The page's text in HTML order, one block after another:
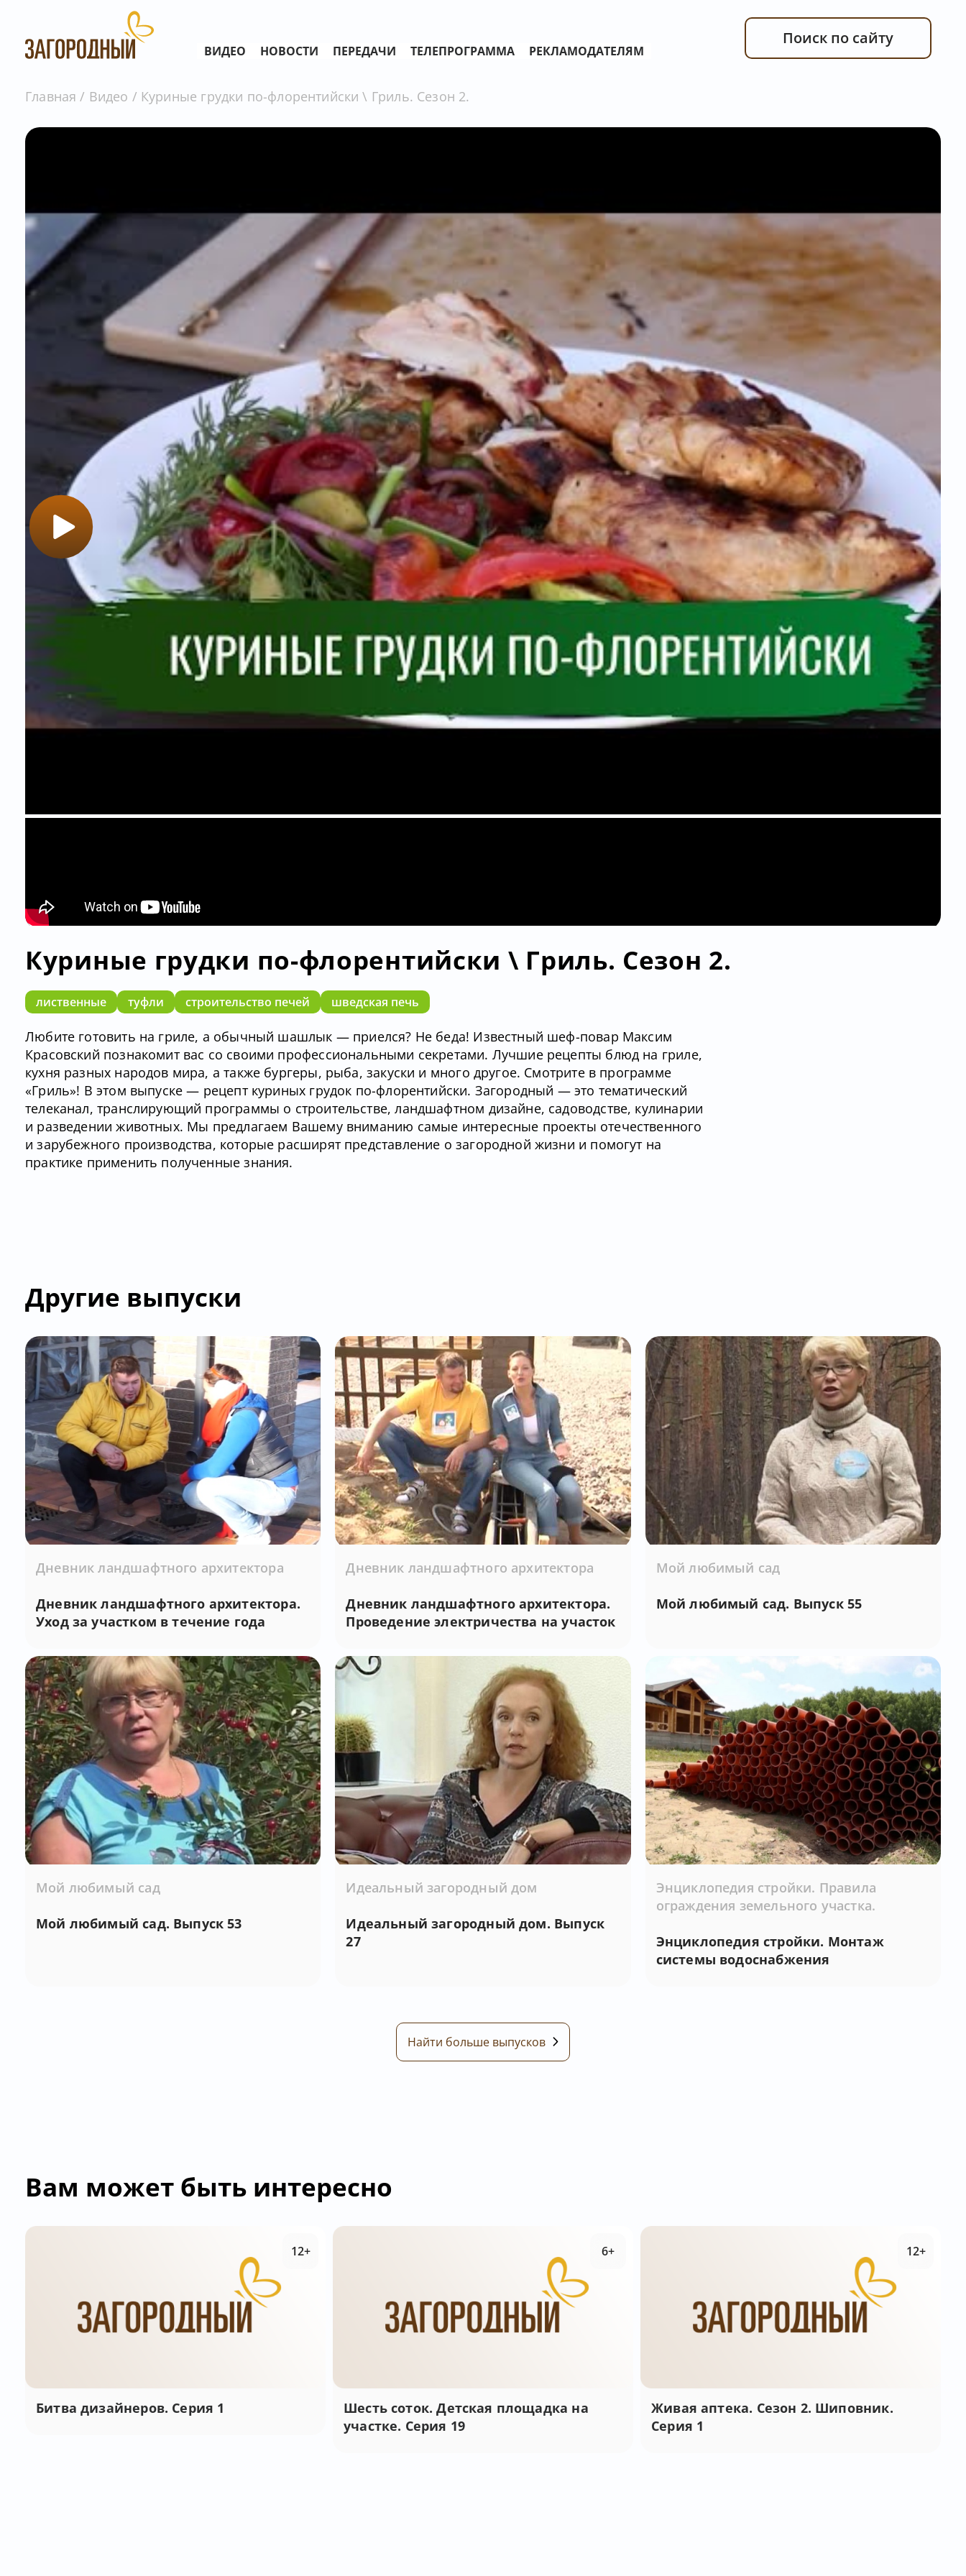
ВИДЕО НОВОСТИ ПЕРЕДАЧИ ТЕЛЕПРОГРАММА РЕКЛАМОДАТЕЛЯМ
Поиск по сайту
Главная Видео Куриные грудки по-флорентийски \ Гриль. Сезон 2.
Куриные грудки по-флорентийски \ Гриль. Сезон 2.
лиственные туфли строительство печей шведская печь
Любите готовить на гриле, а обычный шашлык — приелся? Не беда! Известный шеф-повар Максим
Красовский познакомит вас со своими профессиональными секретами. Лучшие рецепты блюд на гриле,
кухня разных народов мира, а также бургеры, рыба, закуски и много другое. Смотрите в программе
«Гриль»! В этом выпуске — рецепт куриных грудок по-флорентийски. Загородный — это тематический
телеканал, транслирующий программы о строительстве, ландшафтном дизайне, садоводстве, кулинарии
и разведении животных. Мы предлагаем Вашему вниманию самые интересные проекты отечественного
и зарубежного производства, которые расширят представление о загородной жизни и помогут на
практике применить полученные знания.
Другие выпуски
Дневник ландшафтного архитектора
Дневник ландшафтного архитектора.
Уход за участком в течение года
Дневник ландшафтного архитектора
Дневник ландшафтного архитектора.
Проведение электричества на участок
Мой любимый сад
Мой любимый сад. Выпуск 55
Мой любимый сад
Мой любимый сад. Выпуск 53
Идеальный загородный дом
Идеальный загородный дом. Выпуск
27
Энциклопедия стройки. Правила
ограждения земельного участка.
Энциклопедия стройки. Монтаж
системы водоснабжения
Найти больше выпусков
Вам может быть интересно
Битва дизайнеров. Серия 1
12+
Шесть соток. Детская площадка на
участке. Серия 19
6+
Живая аптека. Сезон 2. Шиповник.
Серия 1
12+